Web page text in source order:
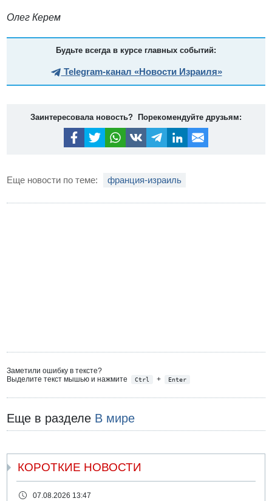
Олег Керем
Будьте всегда в курсе главных событий:
Telegram-канал «Новости Израиля»
Заинтересовала новость? Порекомендуйте друзьям:
Еще новости по теме: франция-израиль
Заметили ошибку в тексте?
Выделите текст мышью и нажмите
Ctrl + Enter
Еще в разделе В мире
КОРОТКИЕ НОВОСТИ
07.08.2026 13:47